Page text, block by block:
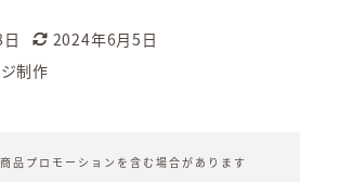
更新日
2024年6月5日
制作
品プロモーションを含む場合があります